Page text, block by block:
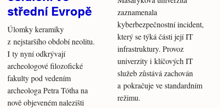
střední Evropě
Úlomky keramiky
z nejstaršího období neolitu.
I ty nyní odkrývají
archeologové filozofické
fakulty pod vedením
archeologa Petra Tótha na
nově objeveném nalezišti
zaznamenala
kyberbezpečnostní incident,
který se týká části její IT
infrastruktury. Provoz
univerzity i klíčových IT
služeb zůstává zachován
a pokračuje ve standardním
režimu.